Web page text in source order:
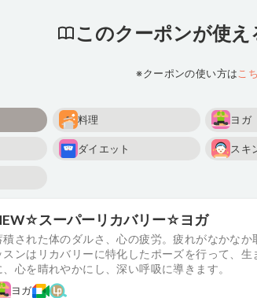
このクーポンが使
※クーポンの使い方はこ
料理 ヨガ
ダイエット スキ
スーパーリカバリー☆ヨガ
積された体のダルさ、心の疲労。疲れがなかなか
スンはリカバリーに特化したポーズを行って、
、心を晴れやかにし、深い呼吸に導きます。
ヨガ